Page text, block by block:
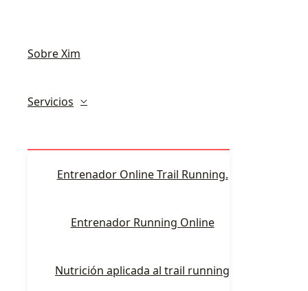
Sobre Xim
Servicios
Entrenador Online Trail Running.
Entrenador Running Online
Nutrición aplicada al trail running